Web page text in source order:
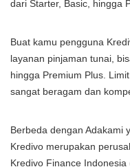
dari Starter, Basic, hingga
Buat kamu pengguna
layanan pinjaman tunai,
hingga Premium Plus.
sangat beragam dan
Berbeda dengan Adakami
Kredivo merupakan
Kredivo Finance